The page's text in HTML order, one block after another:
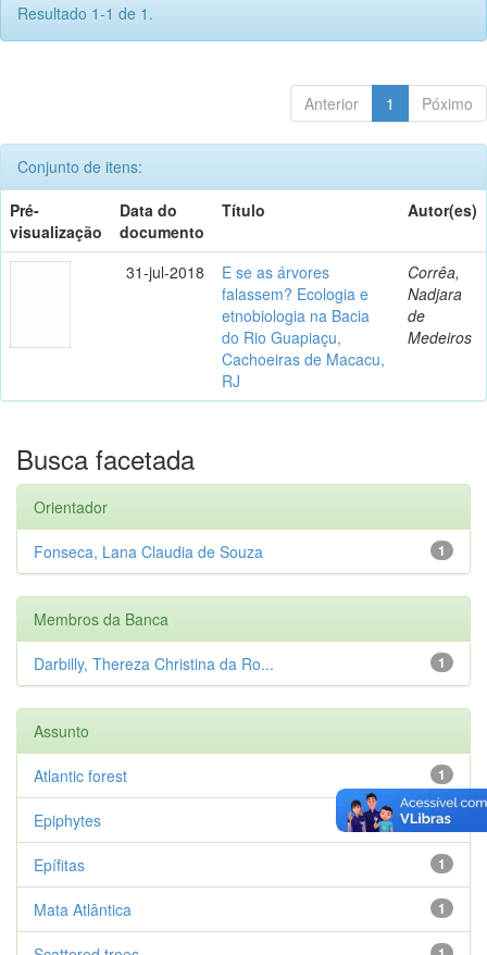
Resultado 1-1 de 1.
Anterior 1 Póximo
Conjunto de itens:
Pré-
visualização
Data do
documento
Título Autor(es)
31-jul-2018
E se as árvores
falassem? Ecologia e
etnobiologia na Bacia
do Rio Guapiaçu,
Cachoeiras de Macacu,
RJ
Corrêa,
Nadjara
de
Medeiros
Busca facetada
Orientador
1
Fonseca, Lana Claudia de Souza
Membros da Banca
1
Darbilly, Thereza Christina da Ro...
Assunto
1
Atlantic forest
1
Epiphytes
1
Epífitas
1
Mata Atlântica